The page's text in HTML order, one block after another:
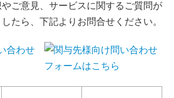
ご意見、サービスに関するご質問が
たら、下記よりお問合せください。